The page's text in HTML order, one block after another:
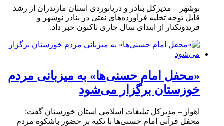
نوشهر – مدیرکل بنادر و دریانوردی استان مازندران از رشد
قابل توجه تخلیه فرآورده‌های نفتی در بنادر نوشهر و
فریدونکنار از ابتدای سال جاری تاکنون خبر داد.
«محفل امام حسنی‌ها» به میزبانی مردم
خوزستان برگزار می‌شود
اهواز – مدیرکل تبلیغات اسلامی استان خوزستان گفت:
محفل قرآنی امام حسنی‌ها با تکیه بر حضور باشکوه مردم